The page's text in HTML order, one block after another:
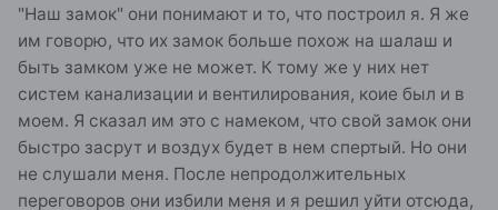
"Наш замок" они понимают и то, что построил я. Я же
им говорю, что их замок больше похож на шалаш и
быть замком уже не может. К тому же у них нет
систем канализации и вентилирования, коие был и в
моем. Я сказал им это с намеком, что свой замок они
быстро засрут и воздух будет в нем спертый. Но они
не слушали меня. После непродолжительных
переговоров они избили меня и я решил уйти отсюда,